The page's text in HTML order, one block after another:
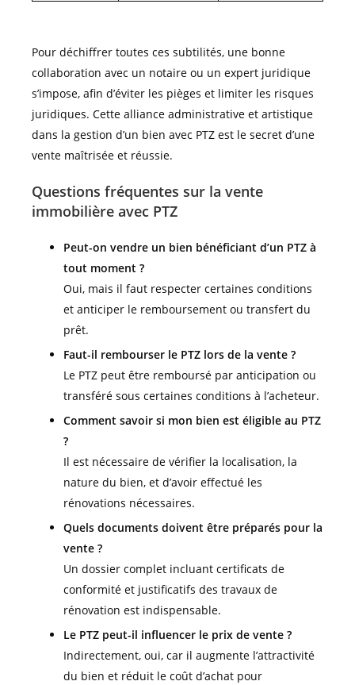
Pour déchiffrer toutes ces subtilités, une bonne
collaboration avec un notaire ou un expert juridique
s’impose, afin d’éviter les pièges et limiter les risques
juridiques. Cette alliance administrative et artistique
dans la gestion d’un bien avec PTZ est le secret d’une
vente maîtrisée et réussie.
Questions fréquentes sur la vente
immobilière avec PTZ
Peut-on vendre un bien bénéficiant d’un PTZ à
tout moment ?
Oui, mais il faut respecter certaines conditions
et anticiper le remboursement ou transfert du
prêt.
Faut-il rembourser le PTZ lors de la vente ?
Le PTZ peut être remboursé par anticipation ou
transféré sous certaines conditions à l’acheteur.
Comment savoir si mon bien est éligible au PTZ
?
Il est nécessaire de vérifier la localisation, la
nature du bien, et d’avoir effectué les
rénovations nécessaires.
Quels documents doivent être préparés pour la
vente ?
Un dossier complet incluant certificats de
conformité et justificatifs des travaux de
rénovation est indispensable.
Le PTZ peut-il influencer le prix de vente ?
Indirectement, oui, car il augmente l’attractivité
du bien et réduit le coût d’achat pour